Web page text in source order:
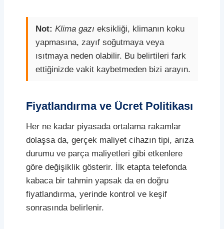
Not: Klima gazı eksikliği, klimanın koku
yapmasına, zayıf soğutmaya veya
ısıtmaya neden olabilir. Bu belirtileri fark
ettiğinizde vakit kaybetmeden bizi arayın.
Fiyatlandırma ve Ücret Politikası
Her ne kadar piyasada ortalama rakamlar
dolaşsa da, gerçek maliyet cihazın tipi, arıza
durumu ve parça maliyetleri gibi etkenlere
göre değişiklik gösterir. İlk etapta telefonda
kabaca bir tahmin yapsak da en doğru
fiyatlandırma, yerinde kontrol ve keşif
sonrasında belirlenir.